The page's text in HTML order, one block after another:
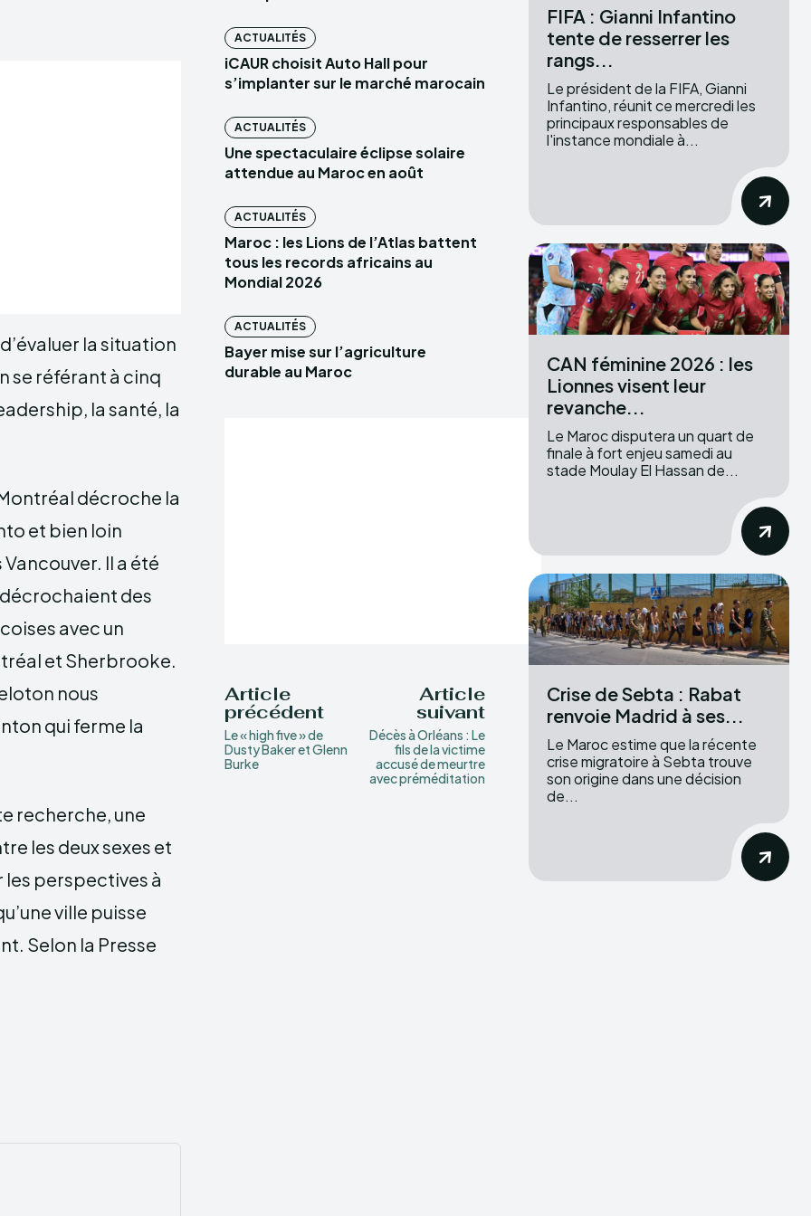
la situation
se référant à cinq
la santé, la
décroche la
et bien loin
Il a été
des
avec un
et Sherbrooke.
nous
qui ferme la
recherche, une
les deux sexes et
les perspectives à
ville puisse
Selon la Presse
ACTUALITÉS
iCAUR choisit Auto Hall pour
s’implanter sur le marché marocain
ACTUALITÉS
Une spectaculaire éclipse solaire
attendue au Maroc en août
ACTUALITÉS
Maroc : les Lions de l’Atlas battent
tous les records africains au
Mondial 2026
ACTUALITÉS
Bayer mise sur l’agriculture
durable au Maroc
Article
précédent
Le « high five » de
Dusty Baker et Glenn
Burke
Article
suivant
Décès à Orléans : Le
fils de la victime
accusé de meurtre
avec préméditation
FIFA : Gianni Infantino
tente de resserrer les
rangs...
Le président de la FIFA, Gianni
Infantino, réunit ce mercredi les
principaux responsables de
l'instance mondiale à...
CAN féminine 2026 : les
Lionnes visent leur
revanche...
Le Maroc disputera un quart de
finale à fort enjeu samedi au
stade Moulay El Hassan de...
Crise de Sebta : Rabat
renvoie Madrid à ses...
Le Maroc estime que la récente
crise migratoire à Sebta trouve
son origine dans une décision
de...